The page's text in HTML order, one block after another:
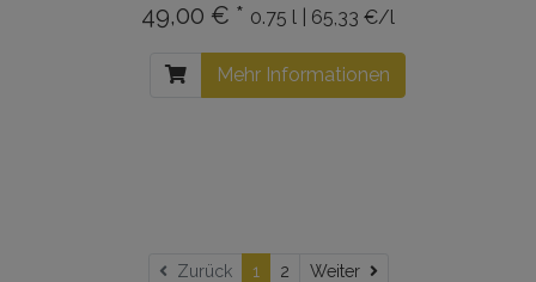
49,00 € * 0.75 l | 65,33 €/l
Mehr Informationen
Zurück 1 2 Weiter Weiter